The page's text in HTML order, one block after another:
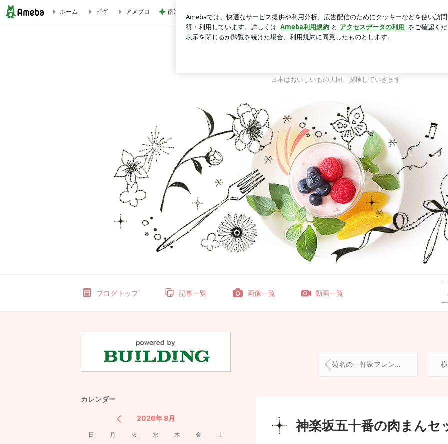
神楽坂五十番の肉まんセットをもらう | シンガポール→東京、日々おいしいもの探検！
ホーム ピグ アメブロ 南海トラフの発生時期が早まる可能性 新規登録
日本はおいしいもの天国、探検していきます
ブログトップ 記事一覧 画像一覧 動画一覧
菊名の一軒家フレンチレストラン
神楽坂五十番の肉まんセ
カレンダー
2026年 8月
日 月 火 水 木 金 土